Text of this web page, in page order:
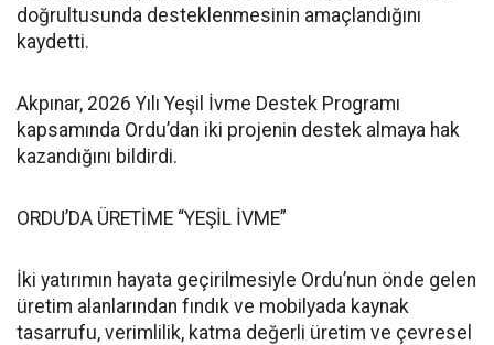
doğrultusunda desteklenmesinin amaçlandığını
kaydetti.
Akpınar, 2026 Yılı Yeşil İvme Destek Programı
kapsamında Ordu’dan iki projenin destek almaya hak
kazandığını bildirdi.
ORDU’DA ÜRETİME “YEŞİL İVME”
İki yatırımın hayata geçirilmesiyle Ordu’nun önde gelen
üretim alanlarından fındık ve mobilyada kaynak
tasarrufu, verimlilik, katma değerli üretim ve çevresel